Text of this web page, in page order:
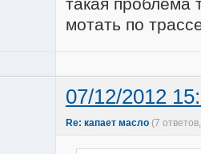
такая проблема
мотать по
07/12/2012
Re: капает масло (7